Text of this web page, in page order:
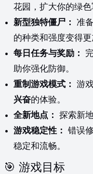
花园，扩大你的绿色
新型独特僵尸： 准
的种类和强度变得更
每日任务与奖励：
助你强化防御。
重制游戏模式： 游
兴奋的体验。
全新地点： 探索新
游戏稳定性： 错误
稳定和流畅。
🎯 游戏目标